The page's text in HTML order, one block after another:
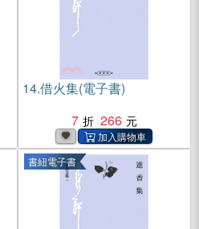
14.借火集(電子書)
7
266
書紐電子書